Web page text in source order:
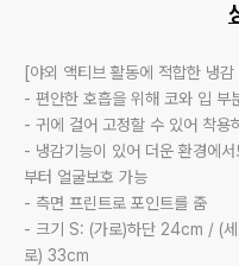
[야외 액티브 활동에 적합한 냉감
- 편안한 호흡을 위해 코와 입 부
- 귀에 걸어 고정할 수 있어 착용
- 냉감기능이 있어 더운 환경에
부터 얼굴보호 가능
- 측면 프린트로 포인트를 줌
- 크기 S: (가로)하단 24cm / (
로) 33cm